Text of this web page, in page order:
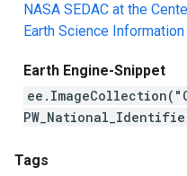
NASA SEDAC at the
Earth Science
Earth Engine-Snippet
Tags